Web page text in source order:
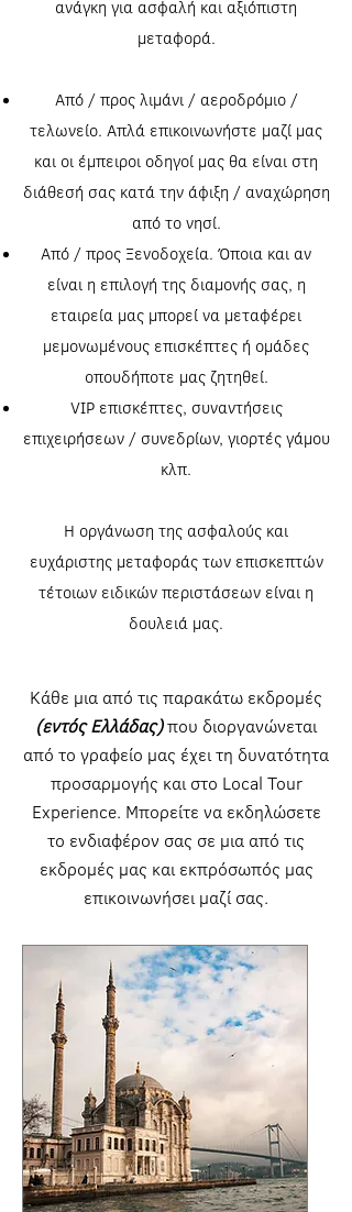
ανάγκη για ασφαλή και αξιόπιστη
μεταφορά.
Aπό / προς λιμάνι / αεροδρόμιο /
τελωνείο. Απλά επικοινωνήστε μαζί μας
και οι έμπειροι οδηγοί μας θα είναι στη
διάθεσή σας κατά την άφιξη / αναχώρηση
από το νησί.
Aπό / προς Ξενοδοχεία. Όποια και αν
είναι η επιλογή της διαμονής σας, η
εταιρεία μας μπορεί να μεταφέρει
μεμονωμένους επισκέπτες ή ομάδες
οπουδήποτε μας ζητηθεί.
VIP επισκέπτες, συναντήσεις
επιχειρήσεων / συνεδρίων, γιορτές γάμου
κλπ.
Η οργάνωση της ασφαλούς και
ευχάριστης μεταφοράς των επισκεπτών
τέτοιων ειδικών περιστάσεων είναι η
δουλειά μας.
Kάθε μια από τις παρακάτω εκδρομές
(εντός Ελλάδας)που διοργανώνεται
από το γραφείο μας έχει τη δυνατότητα
προσαρμογής και στο Local Tour
Experience. Μπορείτε να εκδηλώσετε
το ενδιαφέρον σας σε μια από τις
εκδρομές μας και εκπρόσωπός μας
επικοινωνήσει μαζί σας.